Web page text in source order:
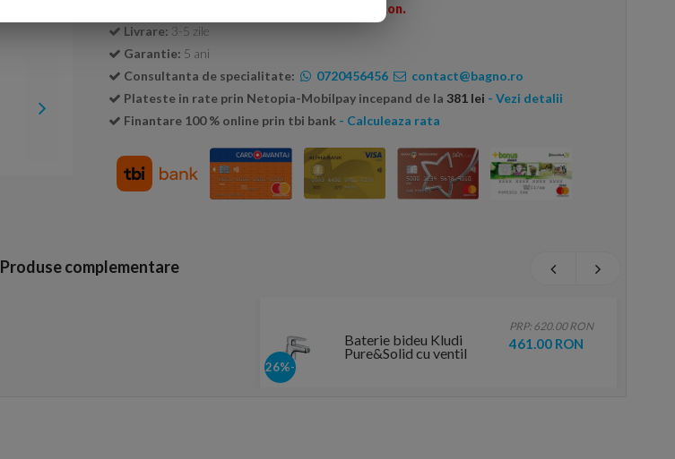
Transport GRATUIT la comenzi peste 600 Ron.
Livrare: 3-5 zile
Garantie: 5 ani
Consultanta de specialitate:
0720456456
contact@bagno.ro
Plateste in rate prin Netopia-Mobilpay incepand de la 381 lei - Vezi detalii
Finantare 100 % online prin tbi bank - Calculeaza rata
Produse complementare
-26%
Baterie bideu Kludi
Pure&Solid cu ventil
PRP: 620.00 RON
461.00 RON